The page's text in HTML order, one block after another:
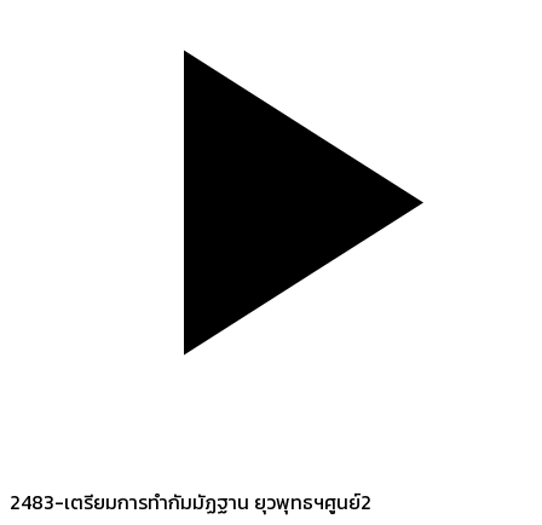
2483-เตรียมการทำกัมมัฏฐาน ยุวพุทธฯศูนย์2